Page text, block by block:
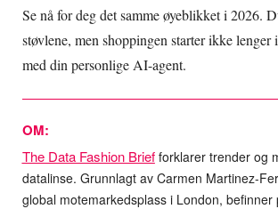
Se nå for deg det samme øyeblikket i 2026.
støvlene, men shoppingen starter ikke lenger
med din personlige AI-agent.
OM:
The Data Fashion Briefforklarer trender og
datalinse. Grunnlagt av Carmen Martinez-
global motemarkedsplass i London,